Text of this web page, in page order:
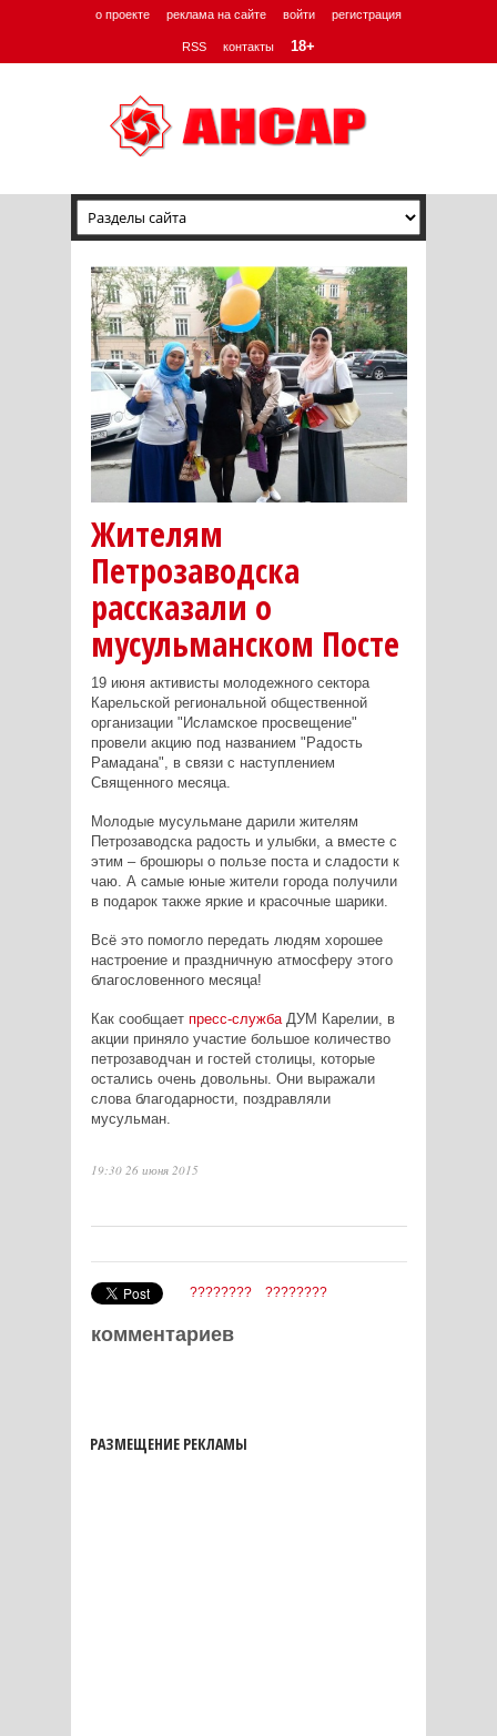
о проекте реклама на сайте войти регистрация
RSS контакты 18+
Жителям
Петрозаводска
рассказали о
мусульманском Посте
19 июня активисты молодежного сектора
Карельской региональной общественной
организации "Исламское просвещение"
провели акцию под названием "Радость
Рамадана", в связи с наступлением
Священного месяца.
Молодые мусульмане дарили жителям
Петрозаводска радость и улыбки, а вместе с
этим – брошюры о пользе поста и сладости к
чаю. А самые юные жители города получили
в подарок также яркие и красочные шарики.
Всё это помогло передать людям хорошее
настроение и праздничную атмосферу этого
благословенного месяца!
Как сообщает пресс-службаДУМ Карелии, в
акции приняло участие большое количество
петрозаводчан и гостей столицы, которые
остались очень довольны. Они выражали
слова благодарности, поздравляли
мусульман.
19:30 26 июня 2015
???????? ????????
комментариев
РАЗМЕЩЕНИЕ РЕКЛАМЫ